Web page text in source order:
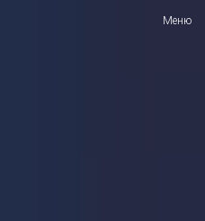
Holiday Inn Moscow Sokolniki
Меню